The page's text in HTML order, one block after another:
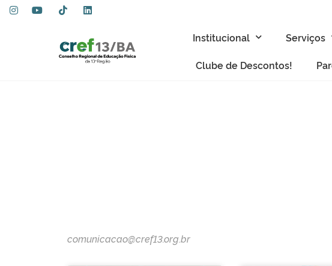
Institucional Serviços
Clube de Descontos!
comunicacao@cref13.org.br